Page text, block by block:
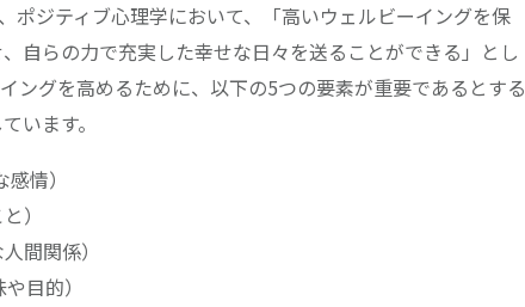
ポジティブ心理学において、「高いウェルビーイングを保
自らの力で充実した幸せな日々を送ることができる」とし
ングを高めるために、以下の5つの要素が重要であるとする
います。
情）
）
間関係）
目的）